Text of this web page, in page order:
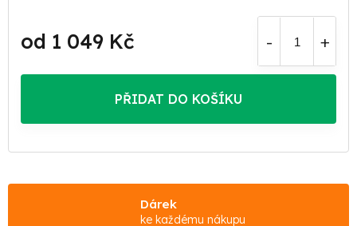
od 1 049 Kč
cena:
PŘIDAT DO KOŠÍKU
Dárek
ke každému nákupu